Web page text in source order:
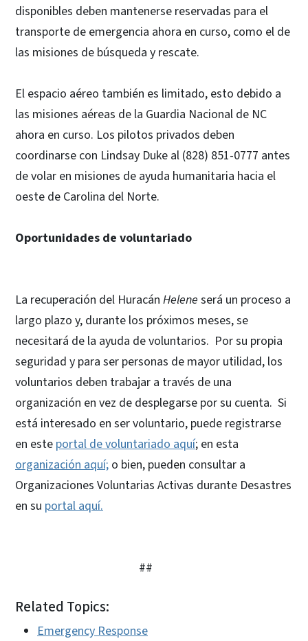
disponibles deben mantenerse reservadas para el
transporte de emergencia ahora en curso, como el de
las misiones de búsqueda y rescate.
El espacio aéreo también es limitado, esto debido a
las misiones aéreas de la Guardia Nacional de NC
ahora en curso. Los pilotos privados deben
coordinarse con Lindsay Duke al (828) 851-0777 antes
de volar en misiones de ayuda humanitaria hacia el
oeste de Carolina del Norte.
Oportunidades de voluntariado
La recuperación del Huracán Helene será un proceso a
largo plazo y, durante los próximos meses, se
necesitará de la ayuda de voluntarios. Por su propia
seguridad y para ser personas de mayor utilidad, los
voluntarios deben trabajar a través de una
organización en vez de desplegarse por su cuenta. Si
está interesado en ser voluntario, puede registrarse
en este portal de voluntariado aquí; en esta
organización aquí; o bien, pueden consultar a
Organizaciones Voluntarias Activas durante Desastres
en su portal aquí.
##
Related Topics:
Emergency Response